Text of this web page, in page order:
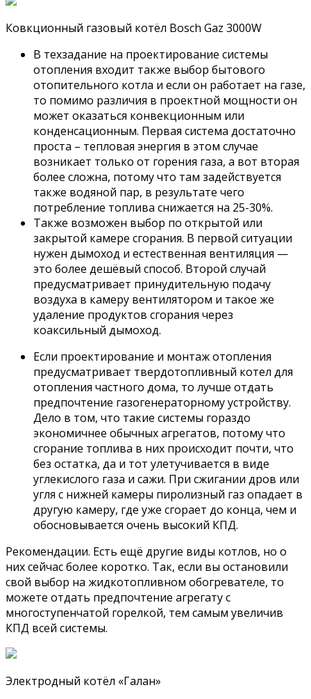
Ковкционный газовый котёл Bosch Gaz 3000W
В техзадание на проектирование системы
отопления входит также выбор бытового
отопительного котла и если он работает на газе,
то помимо различия в проектной мощности он
может оказаться конвекционным или
конденсационным. Первая система достаточно
проста – тепловая энергия в этом случае
возникает только от горения газа, а вот вторая
более сложна, потому что там задействуется
также водяной пар, в результате чего
потребление топлива снижается на 25-30%.
Также возможен выбор по открытой или
закрытой камере сгорания. В первой ситуации
нужен дымоход и естественная вентиляция —
это более дешёвый способ. Второй случай
предусматривает принудительную подачу
воздуха в камеру вентилятором и такое же
удаление продуктов сгорания через
коаксильный дымоход.
Если проектирование и монтаж отопления
предусматривает твердотопливный котел для
отопления частного дома, то лучше отдать
предпочтение газогенераторному устройству.
Дело в том, что такие системы гораздо
экономичнее обычных агрегатов, потому что
сгорание топлива в них происходит почти, что
без остатка, да и тот улетучивается в виде
углекислого газа и сажи. При сжигании дров или
угля с нижней камеры пиролизный газ опадает в
другую камеру, где уже сгорает до конца, чем и
обосновывается очень высокий КПД.
Рекомендации. Есть ещё другие виды котлов, но о
них сейчас более коротко. Так, если вы остановили
свой выбор на жидкотопливном обогревателе, то
можете отдать предпочтение агрегату с
многоступенчатой горелкой, тем самым увеличив
КПД всей системы.
Электродный котёл «Галан»